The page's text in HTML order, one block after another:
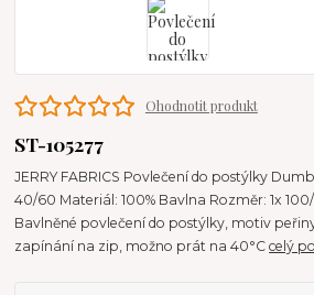
Ohodnotit produkt
ST-105277
JERRY FABRICS Povlečení do postýlky
40/60 Materiál: 100% Bavlna Rozměr: 1x 100/
Bavlněné povlečení do postýlky, motiv
zapínání na zip, možno prát na 40°Ccelý